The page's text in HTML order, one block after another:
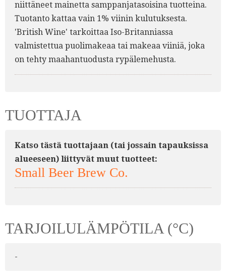
niittäneet mainetta samppanjatasoisina tuotteina.
Tuotanto kattaa vain 1% viinin kulutuksesta.
'British Wine' tarkoittaa Iso-Britanniassa
valmistettua puolimakeaa tai makeaa viiniä, joka
on tehty maahantuodusta rypälemehusta.
TUOTTAJA
Katso tästä tuottajaan (tai jossain tapauksissa
alueeseen) liittyvät muut tuotteet:
Small Beer Brew Co.
TARJOILULÄMPÖTILA (°C)
-